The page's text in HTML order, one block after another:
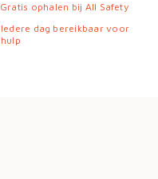
Gratis ophalen bij All Safety
Iedere dag bereikbaar voor
hulp